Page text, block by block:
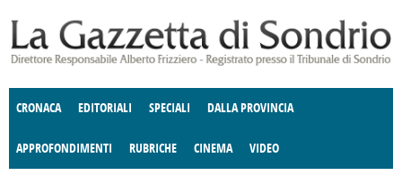
CRONACA EDITORIALI SPECIALI DALLA PROVINCIA
APPROFONDIMENTI RUBRICHE CINEMA VIDEO